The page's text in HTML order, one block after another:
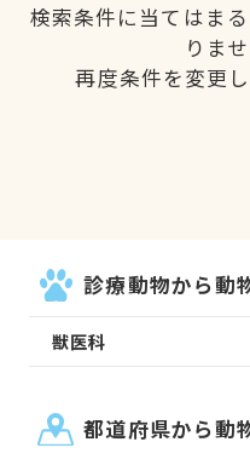
検索条件に当てはま
りま
再度条件を変更
診療動物から動
獣医科
都道府県から動